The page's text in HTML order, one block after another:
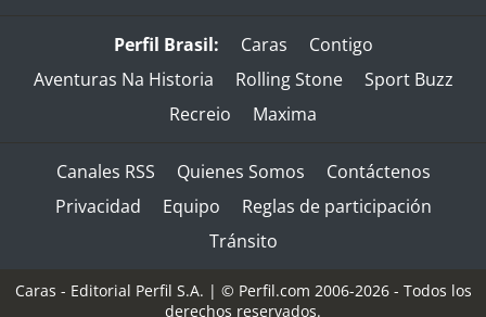
Perfil Brasil: Caras
Contigo
Aventuras Na Historia
Rolling Stone
Sport Buzz
Recreio
Maxima
Canales RSS Quienes Somos
Contáctenos
Privacidad
Equipo
Reglas de participación
Tránsito
Caras - Editorial Perfil S.A. | © Perfil.com 2006-2026 - Todos los
derechos reservados.